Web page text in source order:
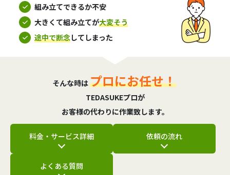
組み立てできるか不安
大きくて組み立てが大変そう
途中で断念してしまった
そんな時はプロにお任せ！
TEDASUKEプロが
お客様の代わりに作業致します。
料金・サービス詳細 依頼の流れ
よくある質問